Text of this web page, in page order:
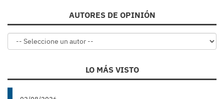
AUTORES DE OPINIÓN
LO MÁS VISTO